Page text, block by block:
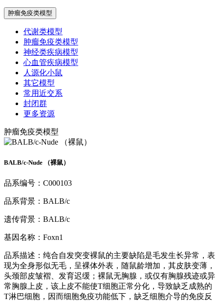
肿瘤免疫类模型
代谢类模型
肿瘤免疫类模型
神经类疾病模型
心血管疾病模型
人源化小鼠
其它模型
常用近交系
封闭群
更多资源
肿瘤免疫类模型
BALB/c-Nude （裸鼠）
品系编号：C000103
品系背景：BALB/c
遗传背景：BALB/c
基因名称：Foxn1
品系描述：纯合自发突变裸鼠的主要缺陷是毛发生长异常，表
现为全身形似无毛，呈裸体外表，随鼠龄增加，其皮肤变薄，
头颈部皮皱褶、发育迟缓；裸鼠无胸腺，或仅有胸腺残迹或异
常胸腺上皮，该上皮不能使T细胞正常分化，导致缺乏成熟的
T淋巴细胞，因而细胞免疫功能低下，缺乏细胞介导的免疫反